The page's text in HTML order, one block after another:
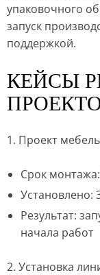
упаковочного
запуск
поддержкой.
КЕЙСЫ
1. Проект
Срок
Установлено:
Результат:
начала работ
2. Установка